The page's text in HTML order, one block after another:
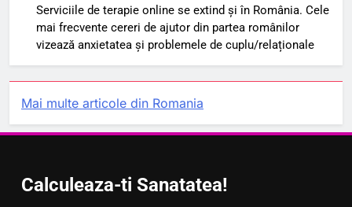
Serviciile de terapie online se extind și în România. Cele
mai frecvente cereri de ajutor din partea românilor
vizează anxietatea și problemele de cuplu/relaționale
Mai multe articole din Romania
Calculeaza-ti Sanatatea!